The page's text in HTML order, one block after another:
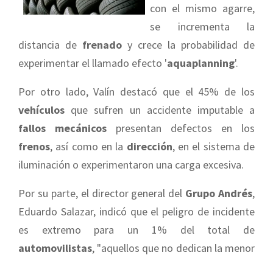
con el mismo agarre,
se incrementa la
distancia de frenado y crece la probabilidad de
experimentar el llamado efecto 'aquaplanning'.
Por otro lado, Valín destacó que el 45% de los
vehículos que sufren un accidente imputable a
fallos mecánicos presentan defectos en los
frenos, así como en la dirección, en el sistema de
iluminación o experimentaron una carga excesiva.
Por su parte, el director general del Grupo Andrés,
Eduardo Salazar, indicó que el peligro de incidente
es extremo para un 1% del total de
automovilistas, "aquellos que no dedican la menor